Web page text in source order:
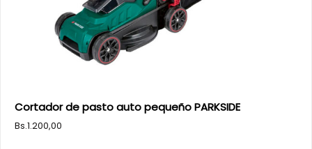
Cortador de pasto auto pequeño PARKSIDE
Bs.1.200,00